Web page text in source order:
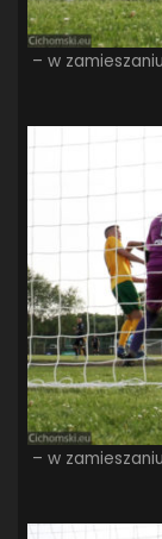
– w
– w